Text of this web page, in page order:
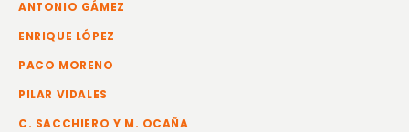
ANTONIO GÁMEZ
ENRIQUE LÓPEZ
PACO MORENO
PILAR VIDALES
C. SACCHIERO Y M. OCAÑA